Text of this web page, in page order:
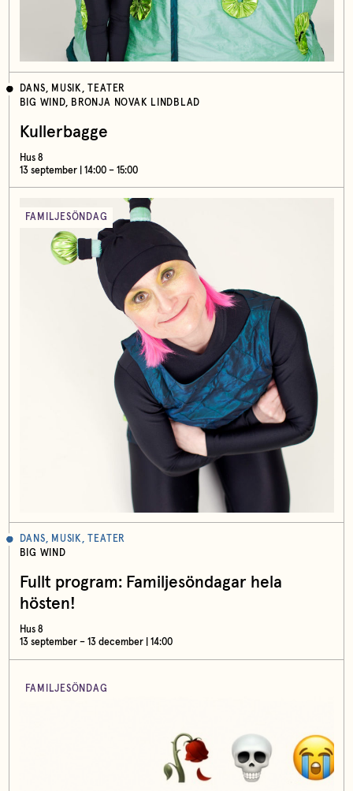
DANS, MUSIK, TEATER
BIG WIND, BRONJA NOVAK LINDBLAD
Kullerbagge
Hus 8
13 september | 14:00 – 15:00
FAMILJESÖNDAG
DANS, MUSIK, TEATER
BIG WIND
Fullt program: Familjesöndagar hela
hösten!
Hus 8
13 september – 13 december | 14:00
FAMILJESÖNDAG